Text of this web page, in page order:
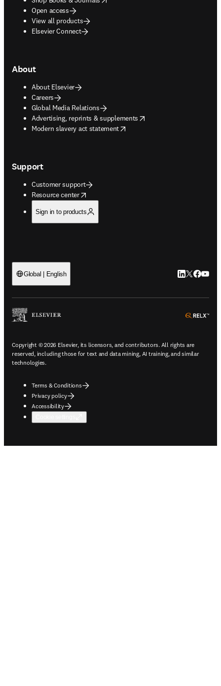
Open access
View all products
Elsevier Connect
About
About Elsevier
Careers
Global Media Relations
Advertising, reprints & supplements
opens in new tab/window
Modern slavery act statement
opens in new tab/window
Support
Customer support
Resource center
opens in new tab/window
Sign in to products
Global | English LinkedIn
Twitter
Copyright © 2026 Elsevier, its licensors, and contributors. All rights are
reserved, including those for text and data mining, AI training, and similar
technologies.
Terms & Conditions
Privacy policy
Accessibility